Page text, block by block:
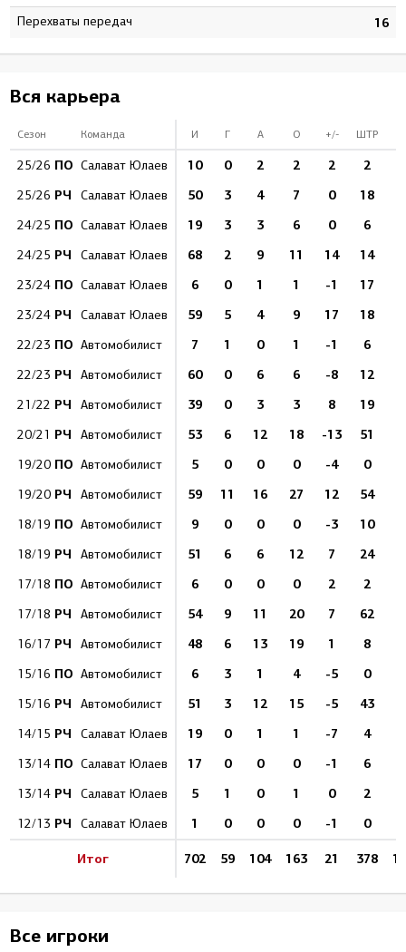
Перехваты передач 16
Вся карьера
Сезон Команда И Г А О +/- ШТР
25/26 ПО Салават Юлаев 10 0 2 2 2 2
25/26 РЧ Салават Юлаев 50 3 4 7 0 18
24/25 ПО Салават Юлаев 19 3 3 6 0 6
24/25 РЧ Салават Юлаев 68 2 9 11 14 14
23/24 ПО Салават Юлаев 6 0 1 1 -1 17
23/24 РЧ Салават Юлаев 59 5 4 9 17 18
22/23 ПО Автомобилист 7 1 0 1 -1 6
22/23 РЧ Автомобилист 60 0 6 6 -8 12
21/22 РЧ Автомобилист 39 0 3 3 8 19
20/21 РЧ Автомобилист 53 6 12 18 -13 51
19/20 ПО Автомобилист 5 0 0 0 -4 0
19/20 РЧ Автомобилист 59 11 16 27 12 54
18/19 ПО Автомобилист 9 0 0 0 -3 10
18/19 РЧ Автомобилист 51 6 6 12 7 24
17/18 ПО Автомобилист 6 0 0 0 2 2
17/18 РЧ Автомобилист 54 9 11 20 7 62
16/17 РЧ Автомобилист 48 6 13 19 1 8
15/16 ПО Автомобилист 6 3 1 4 -5 0
15/16 РЧ Автомобилист 51 3 12 15 -5 43
14/15 РЧ Салават Юлаев 19 0 1 1 -7 4
13/14 ПО Салават Юлаев 17 0 0 0 -1 6
13/14 РЧ Салават Юлаев 5 1 0 1 0 2
12/13 РЧ Салават Юлаев 1 0 0 0 -1 0
Итог 702 59 104 163 21 378
Все игроки